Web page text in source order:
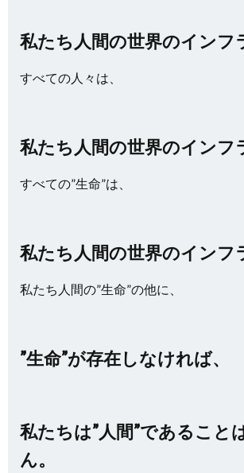
私たち人間の世界のインフ
すべての人々は、
私たち人間の世界のインフ
すべての”生命”は、
私たち人間の世界のインフ
私たち人間の”生命”の他に、
”生命”が存在しなければ、
私たちは”人間”であること
ん。